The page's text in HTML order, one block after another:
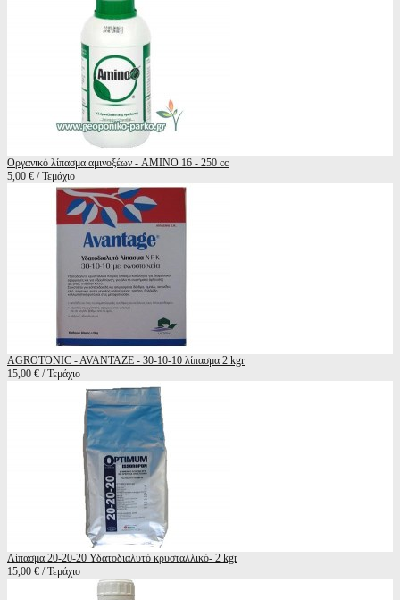
Οργανικό λίπασμα αμινοξέων - AMINO 16 - 250 cc
5,00 € / Τεμάχιο
AGROTONIC - AVANTAZE - 30-10-10 λίπασμα 2 kgr
15,00 € / Τεμάχιο
Λίπασμα 20-20-20 Υδατοδιαλυτό κρυσταλλικό- 2 kgr
15,00 € / Τεμάχιο